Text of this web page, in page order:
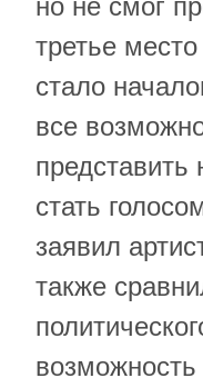
но не смог
третье
стало
все
стать
заявил
также